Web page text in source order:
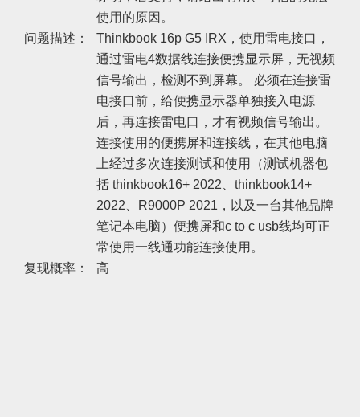
使用的原因。
问题描述：
Thinkbook 16p G5 IRX，使用雷电接口，
通过雷电4数据线连接便携显示屏，无视频
信号输出，检测不到屏幕。 必须在连接雷
电接口前，给便携显示器单独接入电源
后，再连接雷电口，才有视频信号输出。
连接使用的便携屏和连接线，在其他电脑
上经过多次连接测试和使用（测试机器包
括 thinkbook16+ 2022、thinkbook14+
2022、R9000P 2021，以及一台其他品牌
笔记本电脑）便携屏和c to c usb线均可正
常使用一线通功能连接使用。
复现概率：
高